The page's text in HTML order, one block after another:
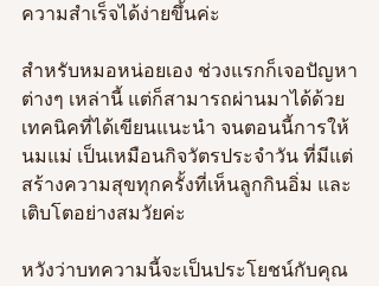
ความสำเร็จได้ง่ายขึ้นค่ะ
สำหรับหมอหน่อยเอง ช่วงแรกก็เจอปัญหา
ต่างๆ เหล่านี้ แต่ก็สามารถผ่านมาได้ด้วย
เทคนิคที่ได้เขียนแนะนำ จนตอนนี้การให้
นมแม่ เป็นเหมือนกิจวัตรประจำวัน ที่มีแต่
สร้างความสุขทุกครั้งที่เห็นลูกกินอิ่ม และ
เติบโตอย่างสมวัยค่ะ
หวังว่าบทความนี้จะเป็นประโยชน์กับคุณ